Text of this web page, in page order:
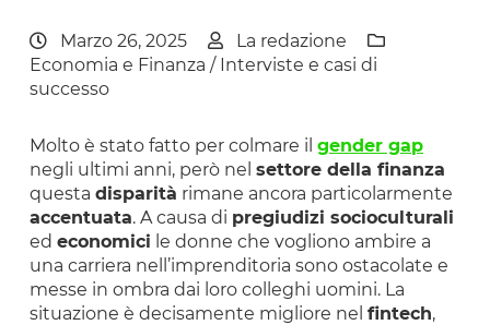
Marzo 26, 2025
La redazione
Economia e Finanza / Interviste e casi di
successo
Molto è stato fatto per colmare il gender gap
negli ultimi anni, però nel settore della finanza
questa disparità rimane ancora particolarmente
accentuata. A causa di pregiudizi socioculturali
ed economici le donne che vogliono ambire a
una carriera nell’imprenditoria sono ostacolate e
messe in ombra dai loro colleghi uomini. La
situazione è decisamente migliore nel fintech,